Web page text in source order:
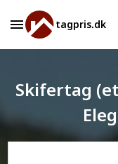
tagpris.dk
Skifertag